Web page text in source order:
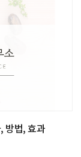
방법, 효과